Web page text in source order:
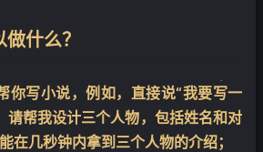
做什么？
你写小说，例如，直接说“我要写一
请帮我设计三个人物，包括姓名和对
在几秒钟内拿到三个人物的介绍；